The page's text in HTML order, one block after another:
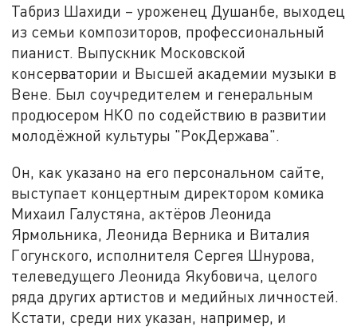
Табриз Шахиди – уроженец Душанбе, выходец
из семьи композиторов, профессиональный
пианист. Выпускник Московской
консерватории и Высшей академии музыки в
Вене. Был соучредителем и генеральным
продюсером НКО по содействию в развитии
молодёжной культуры "РокДержава".
Он, как указано на его персональном сайте,
выступает концертным директором комика
Михаил Галустяна, актёров Леонида
Ярмольника, Леонида Верника и Виталия
Гогунского, исполнителя Сергея Шнурова,
телеведущего Леонида Якубовича, целого
ряда других артистов и медийных личностей.
Кстати, среди них указан, например, и